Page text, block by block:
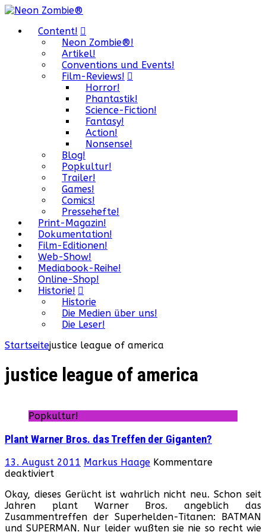
Content!
Neon Zombie®!
Artikel!
Conventions und Events!
Film-Reviews!
Horror!
Phantastik!
Science-Fiction!
Fantasy!
Action!
Nonsense!
Blog!
Popkultur!
Trailer!
Games!
Comics!
Pressehefte!
Print-Magazin!
Dokumentation!
Film-Editionen!
Web-Show!
Mediabook-Reihe!
Online-Shop!
Historie!
Historie
Die Medien über uns!
Die Leser!
Startseitejustice league of america
justice league of america
Popkultur!
Plant Warner Bros. das Treffen der Giganten?
13. August 2011 Markus Haage Kommentare
deaktiviertfür
Warner
Bros.
das
Treffen
Okay, dieses Gerücht ist wahrlich nicht neu. Schon seit
Jahren plant Warner Bros. angeblich das
Zusammentreffen der Superhelden-Titanen: BATMAN
und SUPERMAN. Nur leider wußten sie nie so recht wie